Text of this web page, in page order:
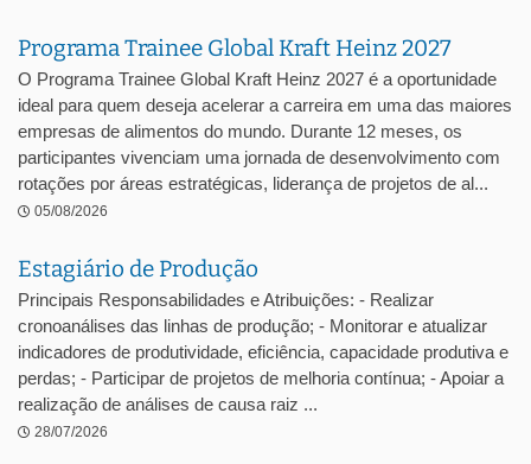
Programa Trainee Global Kraft Heinz 2027
O Programa Trainee Global Kraft Heinz 2027 é a oportunidade
ideal para quem deseja acelerar a carreira em uma das maiores
empresas de alimentos do mundo. Durante 12 meses, os
participantes vivenciam uma jornada de desenvolvimento com
rotações por áreas estratégicas, liderança de projetos de al...
05/08/2026
Estagiário de Produção
Principais Responsabilidades e Atribuições: - Realizar
cronoanálises das linhas de produção; - Monitorar e atualizar
indicadores de produtividade, eficiência, capacidade produtiva e
perdas; - Participar de projetos de melhoria contínua; - Apoiar a
realização de análises de causa raiz ...
28/07/2026